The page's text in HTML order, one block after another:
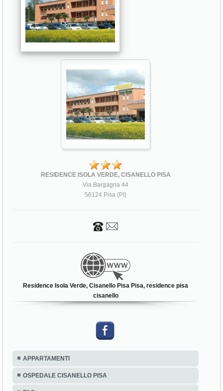
RESIDENCE ISOLA VERDE, CISANELLO PISA
Via Bargagna 44
56124 Pisa (PI)
Residence Isola Verde, Cisanello Pisa Pisa, residence pisa
cisanello
APPARTAMENTI
OSPEDALE CISANELLO PISA